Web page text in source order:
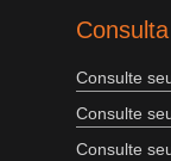
Consulte
Consulte
Consulte